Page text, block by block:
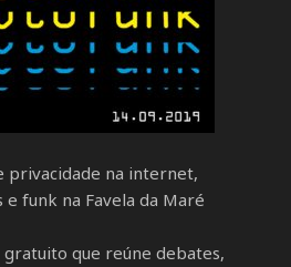
privacidade na internet,
funk na Favela da Maré
que reúne debates,